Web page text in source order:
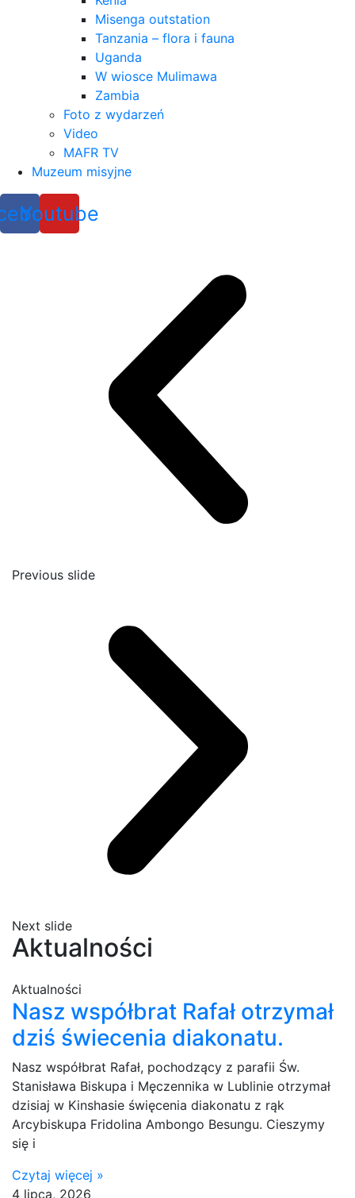
Misenga outstation
Tanzania – flora i fauna
Uganda
W wiosce Mulimawa
Zambia
Foto z wydarzeń
Video
MAFR TV
Muzeum misyjne
Youtube
Previous slide
Next slide
Aktualności
Aktualności
Nasz współbrat Rafał otrzymał
dziś świecenia diakonatu.
Nasz współbrat Rafał, pochodzący z parafii Św.
Stanisława Biskupa i Męczennika w Lublinie otrzymał
dzisiaj w Kinshasie święcenia diakonatu z rąk
Arcybiskupa Fridolina Ambongo Besungu. Cieszymy
się i
Czytaj więcej »
4 lipca, 2026